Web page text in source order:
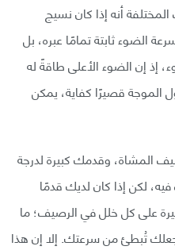
أنه إذا كان نسيج
الضوء ثابتة تمامًا عبره، بل
إذ إن الضوء الأعلى طاقةً له
قصيرًا كفاية، يمكن
المشاة، وقدمك كبيرة لدرجة
لكن إذا كان لديك قدمًا
على كل خلل في الرصيف؛ ما
تُبطئ من سرعتك. إلا إن هذا